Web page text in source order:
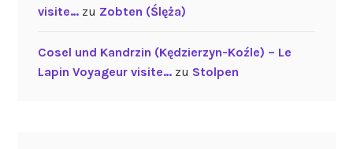
visite…zu Zobten (Ślęża)
Cosel und Kandrzin (Kędzierzyn-Koźle) – Le
Lapin Voyageur visite…zu Stolpen